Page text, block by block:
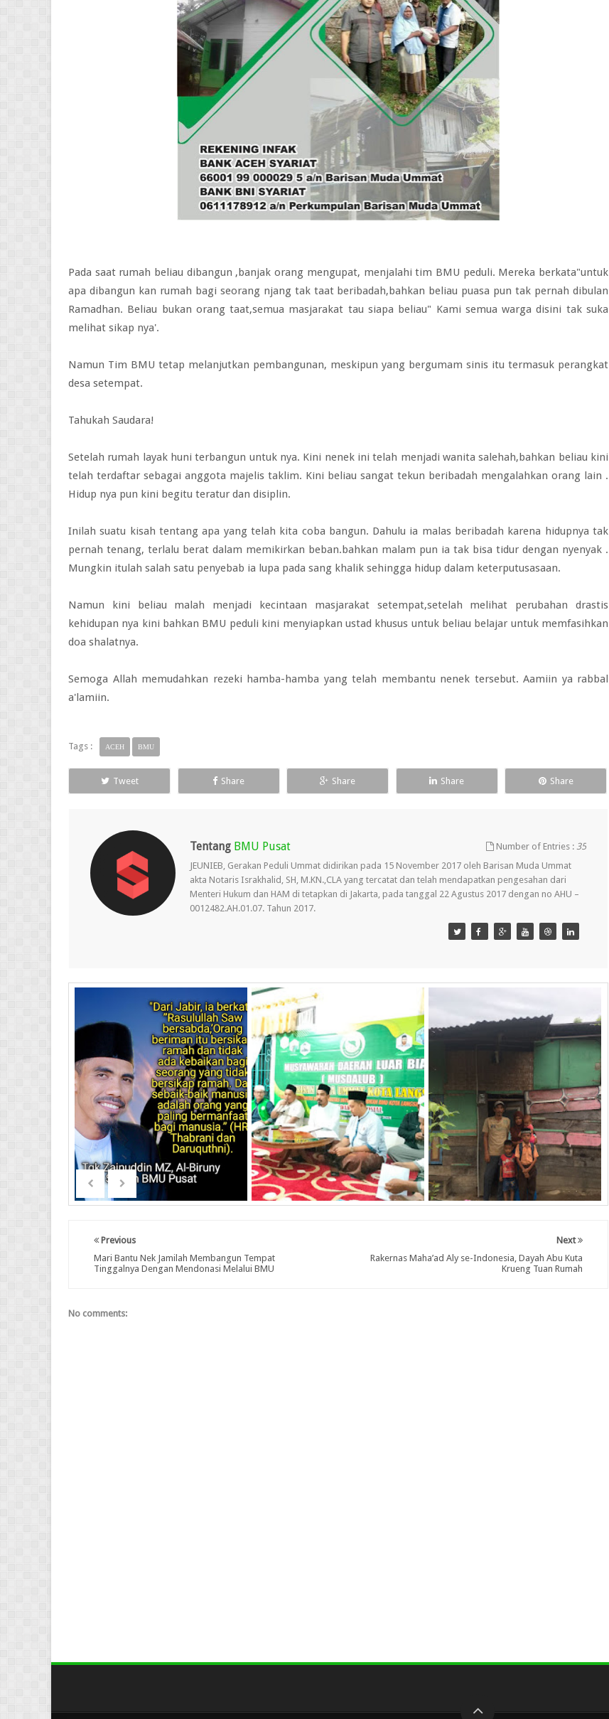
Pada saat rumah beliau dibangun ,banjak orang mengupat, menjalahi tim BMU peduli. Mereka berkata"untuk
apa dibangun kan rumah bagi seorang njang tak taat beribadah,bahkan beliau puasa pun tak pernah dibulan
Ramadhan. Beliau bukan orang taat,semua masjarakat tau siapa beliau" Kami semua warga disini tak suka
melihat sikap nya'.
Namun Tim BMU tetap melanjutkan pembangunan, meskipun yang bergumam sinis itu termasuk perangkat
desa setempat.
Tahukah Saudara!
Setelah rumah layak huni terbangun untuk nya. Kini nenek ini telah menjadi wanita salehah,bahkan beliau kini
telah terdaftar sebagai anggota majelis taklim. Kini beliau sangat tekun beribadah mengalahkan orang lain .
Hidup nya pun kini begitu teratur dan disiplin.
Inilah suatu kisah tentang apa yang telah kita coba bangun. Dahulu ia malas beribadah karena hidupnya tak
pernah tenang, terlalu berat dalam memikirkan beban.bahkan malam pun ia tak bisa tidur dengan nyenyak .
Mungkin itulah salah satu penyebab ia lupa pada sang khalik sehingga hidup dalam keterputusasaan.
Namun kini beliau malah menjadi kecintaan masjarakat setempat,setelah melihat perubahan drastis
kehidupan nya kini bahkan BMU peduli kini menyiapkan ustad khusus untuk beliau belajar untuk memfasihkan
doa shalatnya.
Semoga Allah memudahkan rezeki hamba-hamba yang telah membantu nenek tersebut. Aamiin ya rabbal
a'lamiin.
Tags : ACEH BMU
Tweet Share Share Share Share
Tentang BMU Pusat Number of Entries :35
JEUNIEB, Gerakan Peduli Ummat didirikan pada 15 November 2017 oleh Barisan Muda Ummat
akta Notaris Israkhalid, SH, M.KN.,CLA yang tercatat dan telah mendapatkan pengesahan dari
Menteri Hukum dan HAM di tetapkan di Jakarta, pada tanggal 22 Agustus 2017 dengan no AHU –
0012482.AH.01.07. Tahun 2017.
Next
Rakernas Maha’ad Aly se-Indonesia, Dayah Abu Kuta
Krueng Tuan Rumah
Previous
Mari Bantu Nek Jamilah Membangun Tempat
Tinggalnya Dengan Mendonasi Melalui BMU
No comments: